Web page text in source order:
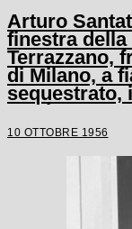
Arturo
finestra della
Terrazzano,
di Milano, a
sequestrato,
un'altra
10 OTTOBRE 1956